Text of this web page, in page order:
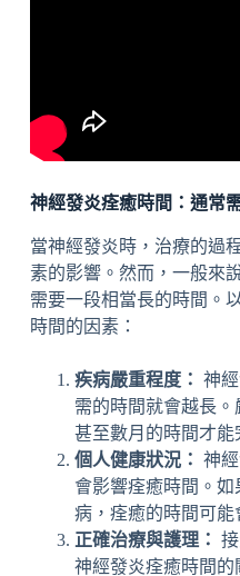
神經發炎痊癒時間：通常
當神經發炎時，治療的過
素的影響。然而，一般來
需要一段相當長的時間。
時間的因素：
疾病嚴重程度： 神
需的時間就會越長
甚至數月的時間才能
個人健康狀況： 神
會影響痊癒時間。
病，痊癒的時間可能
正確治療與護理：
神經發炎痊癒時間